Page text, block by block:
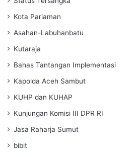
Kota Pariaman
Asahan-Labuhanbatu
Kutaraja
Bahas Tantangan Implementasi
Kapolda Aceh Sambut
KUHP dan KUHAP
Kunjungan Komisi III DPR RI
Jasa Raharja Sumut
bibit